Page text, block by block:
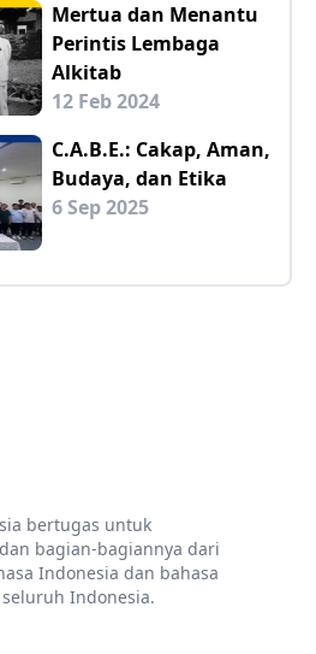
Mertua dan Menantu
Perintis Lembaga
Alkitab
12 Feb 2024
C.A.B.E.: Cakap, Aman,
Budaya, dan Etika
6 Sep 2025
bertugas untuk
bagian-bagiannya dari
Indonesia dan bahasa
Indonesia.